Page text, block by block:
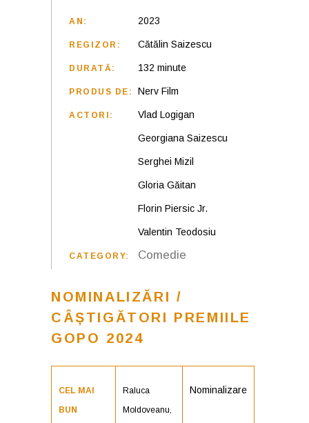
AN: 2023
REGIZOR: Cătălin Saizescu
DURATĂ: 132 minute
PRODUS DE: Nerv Film
ACTORI: Vlad Logigan
Georgiana Saizescu
Serghei Mizil
Gloria Găitan
Florin Piersic Jr.
Valentin Teodosiu
CATEGORY: Comedie
NOMINALIZĂRI /
CÂȘTIGĂTORI PREMIILE
GOPO 2024
CEL MAI
BUN
Raluca
Moldoveanu,
Nominalizare